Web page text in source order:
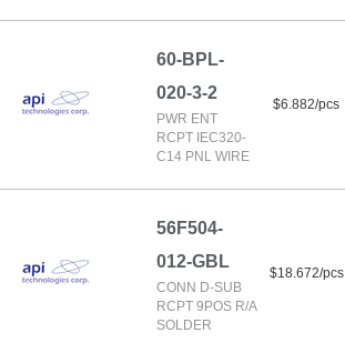
60-BPL-
020-3-2
PWR ENT
RCPT IEC320-
C14 PNL WIRE
$6.882/pcs
56F504-
012-GBL
CONN D-SUB
RCPT 9POS R/A
SOLDER
$18.672/pcs